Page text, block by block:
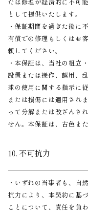
として提供いたします。
・保証期間を過ぎた後に
有償での修理もしくはお
頼してください。
・本保証は、当社の組立
設置または操作、誤用、
球の使用に関する指示に
または損傷には適用され
って分解または改ざんさ
せん。本保証は、古色ま
10. 不可抗力
・いずれの当事者も、自
抗力により、本契約に基
ことについて、責任を負